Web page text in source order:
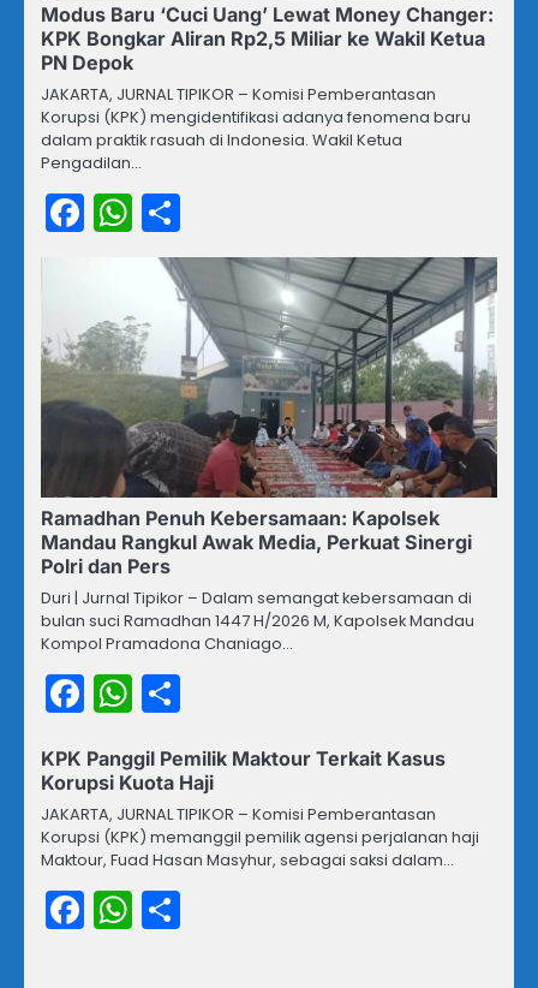
Modus Baru ‘Cuci Uang’ Lewat Money Changer:
KPK Bongkar Aliran Rp2,5 Miliar ke Wakil Ketua
PN Depok
JAKARTA, JURNAL TIPIKOR – Komisi Pemberantasan
Korupsi (KPK) mengidentifikasi adanya fenomena baru
dalam praktik rasuah di Indonesia. Wakil Ketua
Pengadilan…
Facebook
WhatsApp
Ramadhan Penuh Kebersamaan: Kapolsek
Mandau Rangkul Awak Media, Perkuat Sinergi
Polri dan Pers
Duri | Jurnal Tipikor – Dalam semangat kebersamaan di
bulan suci Ramadhan 1447 H/2026 M, Kapolsek Mandau
Kompol Pramadona Chaniago…
Facebook
WhatsApp
KPK Panggil Pemilik Maktour Terkait Kasus
Korupsi Kuota Haji
JAKARTA, JURNAL TIPIKOR – Komisi Pemberantasan
Korupsi (KPK) memanggil pemilik agensi perjalanan haji
Maktour, Fuad Hasan Masyhur, sebagai saksi dalam…
Facebook
WhatsApp